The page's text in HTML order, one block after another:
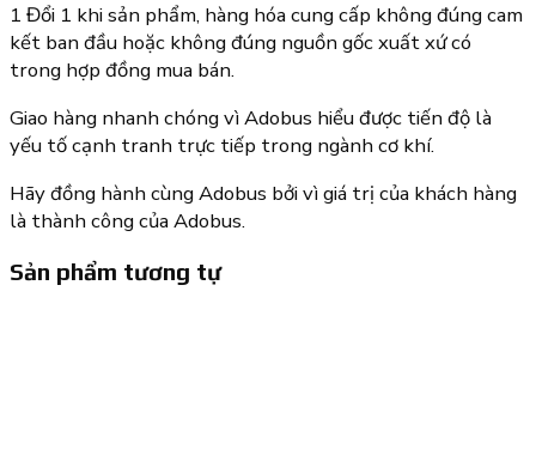
1 Đổi 1 khi sản phẩm, hàng hóa cung cấp không đúng cam
kết ban đầu hoặc không đúng nguồn gốc xuất xứ có
trong hợp đồng mua bán.
Giao hàng nhanh chóng vì Adobus hiểu được tiến độ là
yếu tố cạnh tranh trực tiếp trong ngành cơ khí.
Hãy đồng hành cùng Adobus bởi vì giá trị của khách hàng
là thành công của Adobus.
Sản phẩm tương tự